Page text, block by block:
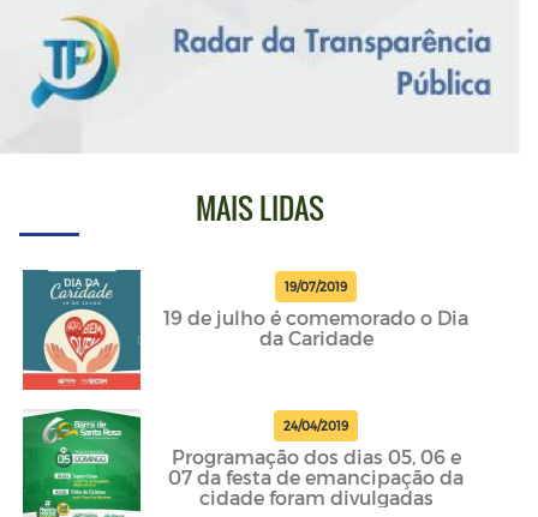
MAIS LIDAS
19/07/2019
19 de julho é comemorado o Dia
da Caridade
24/04/2019
Programação dos dias 05, 06 e
07 da festa de emancipação da
cidade foram divulgadas